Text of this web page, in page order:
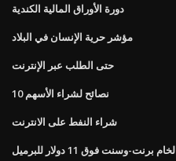
دورة الأوراق المالية الكندية
مؤشر حرية الإنسان في البلاد
حتى الطلب عبر الإنترنت
10 نصائح لشراء الأسهم
شراء النفط على الانترنت
وسنت فوق 11 دولار للبرميل